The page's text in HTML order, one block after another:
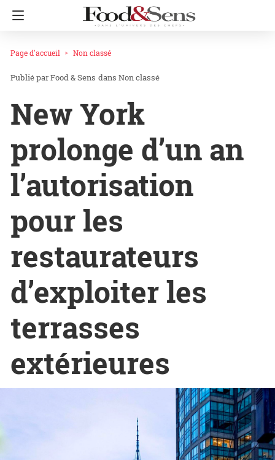
Page d'accueil Non classé
Food & Sens dans Non classé
New York
prolonge d’un an
l’autorisation
pour les
restaurateurs
d’exploiter les
terrasses
extérieures